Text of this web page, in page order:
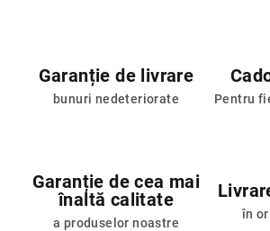
Garanție de livrare
bunuri nedeteriorate Pentru
Garanție de cea mai
înaltă calitate
a produselor noastre
în